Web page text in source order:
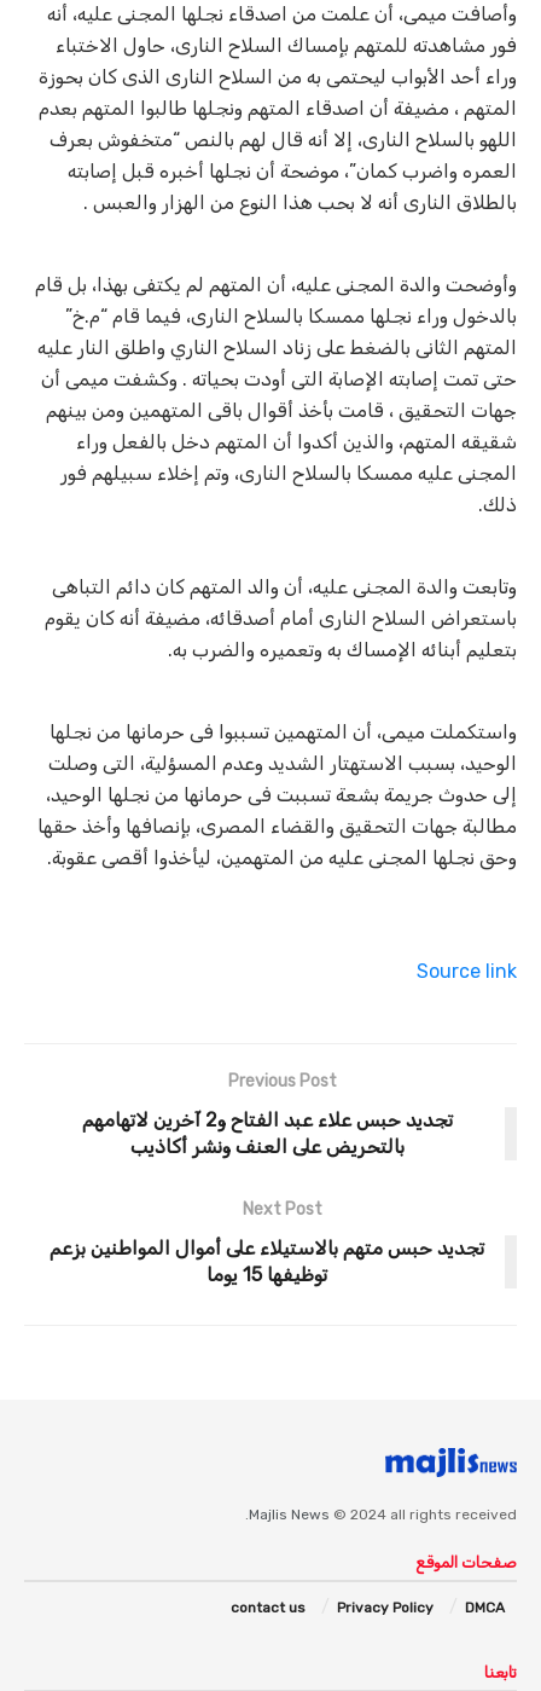
وأصافت ميمى، أن علمت من اصدقاء نجلها المجنى عليه، أنه
فور مشاهدته للمتهم بإمساك السلاح النارى، حاول الاختباء
وراء أحد الأبواب ليحتمى به من السلاح النارى الذى كان بحوزة
المتهم ، مضيفة أن اصدقاء المتهم ونجلها طالبوا المتهم بعدم
اللهو بالسلاح النارى، إلا أنه قال لهم بالنص “متخفوش بعرف
العمره واضرب كمان”، موضحة أن نجلها أخبره قبل إصابته
بالطلاق النارى أنه لا بحب هذا النوع من الهزار والعبس .
وأوضحت والدة المجنى عليه، أن المتهم لم يكتفى بهذا، بل قام
بالدخول وراء نجلها ممسكا بالسلاح النارى، فيما قام “م.خ”
المتهم الثانى بالضغط على زناد السلاح الناري واطلق النار عليه
حتى تمت إصابته الإصابة التى أودت بحياته . وكشفت ميمى أن
جهات التحقيق ، قامت بأخذ أقوال باقى المتهمين ومن بينهم
شقيقه المتهم، والذين أكدوا أن المتهم دخل بالفعل وراء
المجنى عليه ممسكا بالسلاح النارى، وتم إخلاء سبيلهم فور
ذلك.
وتابعت والدة المجنى عليه، أن والد المتهم كان دائم التباهى
باستعراض السلاح النارى أمام أصدقائه، مضيفة أنه كان يقوم
بتعليم أبنائه الإمساك به وتعميره والضرب به.
واستكملت ميمى، أن المتهمين تسببوا فى حرمانها من نجلها
الوحيد، بسبب الاستهتار الشديد وعدم المسؤلية، التى وصلت
إلى حدوث جريمة بشعة تسببت فى حرمانها من نجلها الوحيد،
مطالبة جهات التحقيق والقضاء المصرى، بإنصافها وأخذ حقها
وحق نجلها المجنى عليه من المتهمين، ليأخذوا أقصى عقوبة.
Source link
Previous Post
تجديد حبس علاء عبد الفتاح و2 آخرين لاتهامهم
بالتحريض على العنف ونشر أكاذيب
Next Post
تجديد حبس متهم بالاستيلاء على أموال المواطنين بزعم
توظيفها 15 يوما
Majlis News © 2024 all rights received.
صفحات الموقع
DMCA
Privacy Policy
contact us
تابعنا